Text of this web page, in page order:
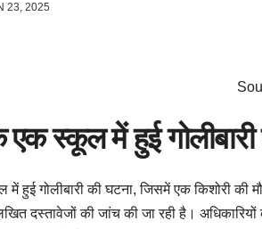
23, 2025
स्कूल में हुई
हुई गोलीबारी की घटना, जिसमें एक किशोरी की
दस्तावेजों की जांच की जा रही है।